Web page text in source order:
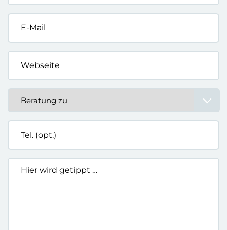
E-
Mail
*
Webseite
Tel.
(opt.)
Hier
wird